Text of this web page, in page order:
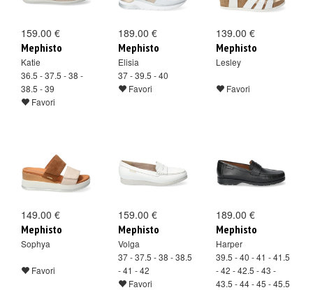
159.00 €
Mephisto
Katie
36.5 - 37.5 - 38 -
38.5 - 39
Favori
189.00 €
Mephisto
Elisia
37 - 39.5 - 40
Favori
139.00 €
Mephisto
Lesley
Favori
149.00 €
Mephisto
Sophya
Favori
159.00 €
Mephisto
Volga
37 - 37.5 - 38 - 38.5
- 41 - 42
Favori
189.00 €
Mephisto
Harper
39.5 - 40 - 41 - 41.5
- 42 - 42.5 - 43 -
43.5 - 44 - 45 - 45.5